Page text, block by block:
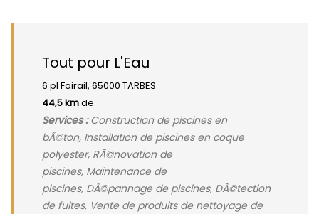
Tout pour L'Eau
6 pl Foirail, 65000 TARBES
44,5 kmde
Services :Construction de piscines en
bÃ©ton, Installation de piscines en coque
polyester, RÃ©novation de
piscines, Maintenance de
piscines, DÃ©pannage de piscines, DÃ©tection
de fuites, Vente de produits de nettoyage de